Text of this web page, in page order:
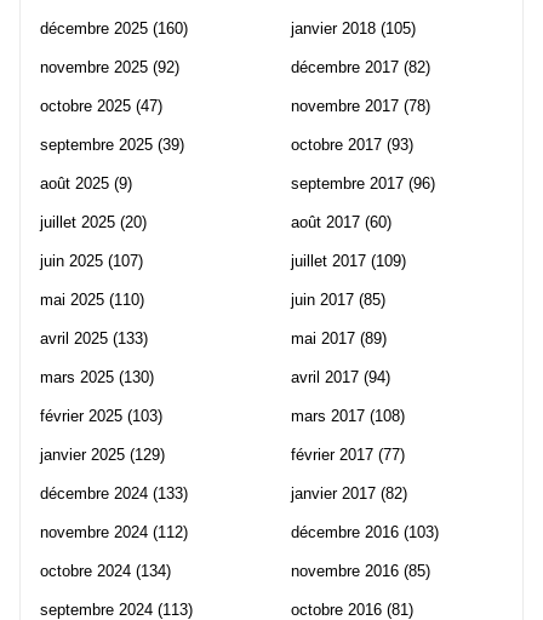
décembre 2025 (160)
novembre 2025 (92)
octobre 2025 (47)
septembre 2025 (39)
août 2025 (9)
juillet 2025 (20)
juin 2025 (107)
mai 2025 (110)
avril 2025 (133)
mars 2025 (130)
février 2025 (103)
janvier 2025 (129)
décembre 2024 (133)
novembre 2024 (112)
octobre 2024 (134)
septembre 2024 (113)
janvier 2018 (105)
décembre 2017 (82)
novembre 2017 (78)
octobre 2017 (93)
septembre 2017 (96)
août 2017 (60)
juillet 2017 (109)
juin 2017 (85)
mai 2017 (89)
avril 2017 (94)
mars 2017 (108)
février 2017 (77)
janvier 2017 (82)
décembre 2016 (103)
novembre 2016 (85)
octobre 2016 (81)